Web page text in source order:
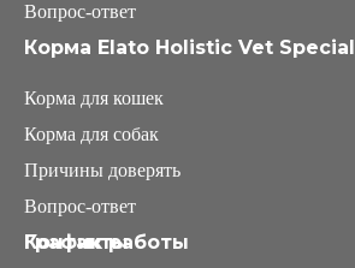
Вопрос-ответ
Корма Elato Holistic Vet Special
Корма для кошек
Корма для собак
Причины доверять
Вопрос-ответ
График работы
Контакты